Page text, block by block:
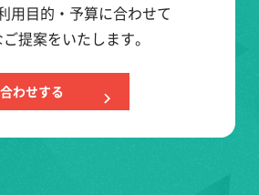
用目的・予算に合わせて
提案をいたします。
わせする